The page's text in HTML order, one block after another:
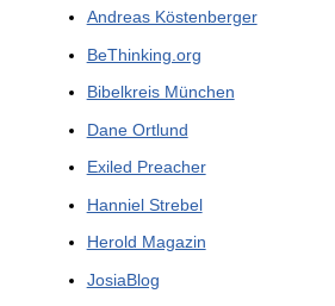
Andreas Köstenberger
BeThinking.org
Bibelkreis München
Dane Ortlund
Exiled Preacher
Hanniel Strebel
Herold Magazin
JosiaBlog